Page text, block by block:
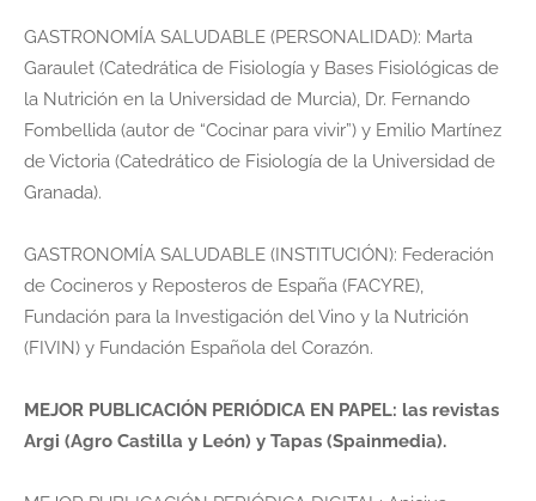
GASTRONOMÍA SALUDABLE (PERSONALIDAD): Marta
Garaulet (Catedrática de Fisiología y Bases Fisiológicas de
la Nutrición en la Universidad de Murcia), Dr. Fernando
Fombellida (autor de “Cocinar para vivir”) y Emilio Martínez
de Victoria (Catedrático de Fisiología de la Universidad de
Granada).
GASTRONOMÍA SALUDABLE (INSTITUCIÓN): Federación
de Cocineros y Reposteros de España (FACYRE),
Fundación para la Investigación del Vino y la Nutrición
(FIVIN) y Fundación Española del Corazón.
MEJOR PUBLICACIÓN PERIÓDICA EN PAPEL: las revistas
Argi (Agro Castilla y León) y Tapas (Spainmedia).